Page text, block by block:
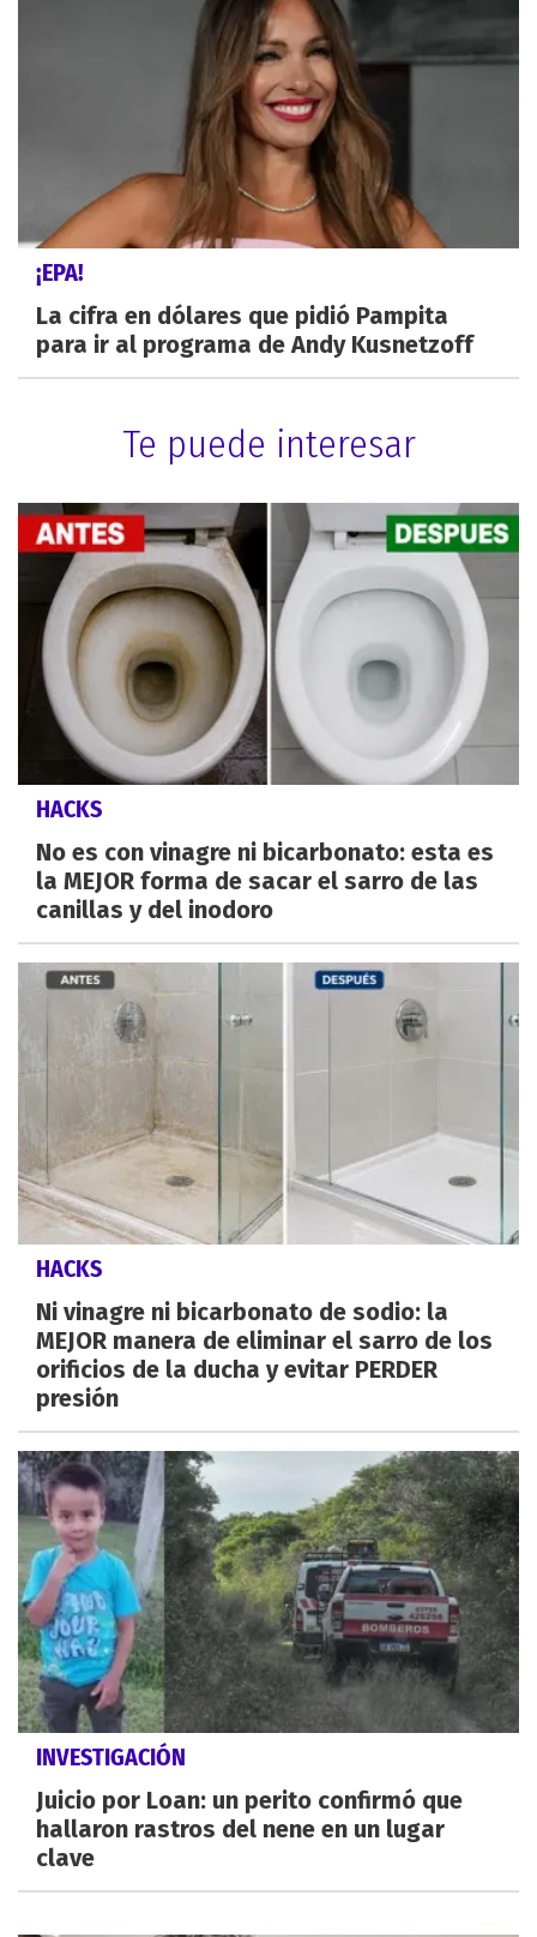
¡EPA!
La cifra en dólares que pidió Pampita
para ir al programa de Andy Kusnetzoff
Te puede interesar
HACKS
No es con vinagre ni bicarbonato: esta es
la MEJOR forma de sacar el sarro de las
canillas y del inodoro
HACKS
Ni vinagre ni bicarbonato de sodio: la
MEJOR manera de eliminar el sarro de los
orificios de la ducha y evitar PERDER
presión
INVESTIGACIÓN
Juicio por Loan: un perito confirmó que
hallaron rastros del nene en un lugar
clave